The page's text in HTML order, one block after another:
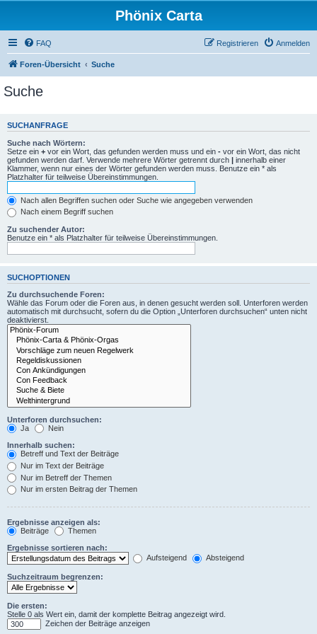
Phönix Carta
FAQ Anmelden
Registrieren
Foren-Übersicht Suche
Suche
SUCHANFRAGE
Suche nach Wörtern:
Setze ein + vor ein Wort, das gefunden werden muss und ein - vor ein Wort, das nicht
gefunden werden darf. Verwende mehrere Wörter getrennt durch | innerhalb einer
Klammer, wenn nur eines der Wörter gefunden werden muss. Benutze ein * als
Platzhalter für teilweise Übereinstimmungen.
Nach allen Begriffen suchen oder Suche wie angegeben verwenden
Nach einem Begriff suchen
Zu suchender Autor:
Benutze ein * als Platzhalter für teilweise Übereinstimmungen.
SUCHOPTIONEN
Zu durchsuchende Foren:
Wähle das Forum oder die Foren aus, in denen gesucht werden soll. Unterforen werden
automatisch mit durchsucht, sofern du die Option „Unterforen durchsuchen“ unten nicht
deaktivierst.
Unterforen durchsuchen:
Ja
Nein
Innerhalb suchen:
Betreff und Text der Beiträge
Nur im Text der Beiträge
Nur im Betreff der Themen
Nur im ersten Beitrag der Themen
Ergebnisse anzeigen als:
Beiträge
Themen
Ergebnisse sortieren nach:
Aufsteigend
Absteigend
Suchzeitraum begrenzen:
Die ersten:
Stelle 0 als Wert ein, damit der komplette Beitrag angezeigt wird.
Zeichen der Beiträge anzeigen